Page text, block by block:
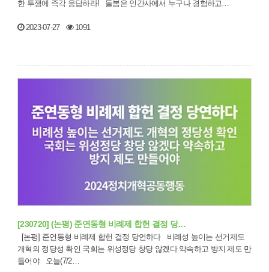
한 투쟁에 즉각 응답하라! 돌봄은 인간사에서 누구나 경험하고…
2023-07-27 1091
[230720] (논평) 준연동형 비례제 합헌 결정 당…
개혁의 정당성 확인 국회는 위성정당 창당 않겠다 약속하고 방지 제도 만
들어야 오늘(7/2…